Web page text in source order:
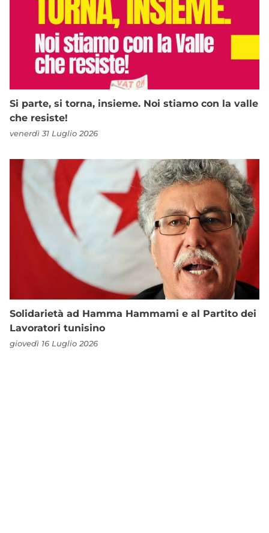
Si parte, si torna, insieme. Noi stiamo con la valle
che resiste!
venerdì 31 Luglio 2026
Solidarietà ad Hamma Hammami e al Partito dei
Lavoratori tunisino
giovedì 16 Luglio 2026